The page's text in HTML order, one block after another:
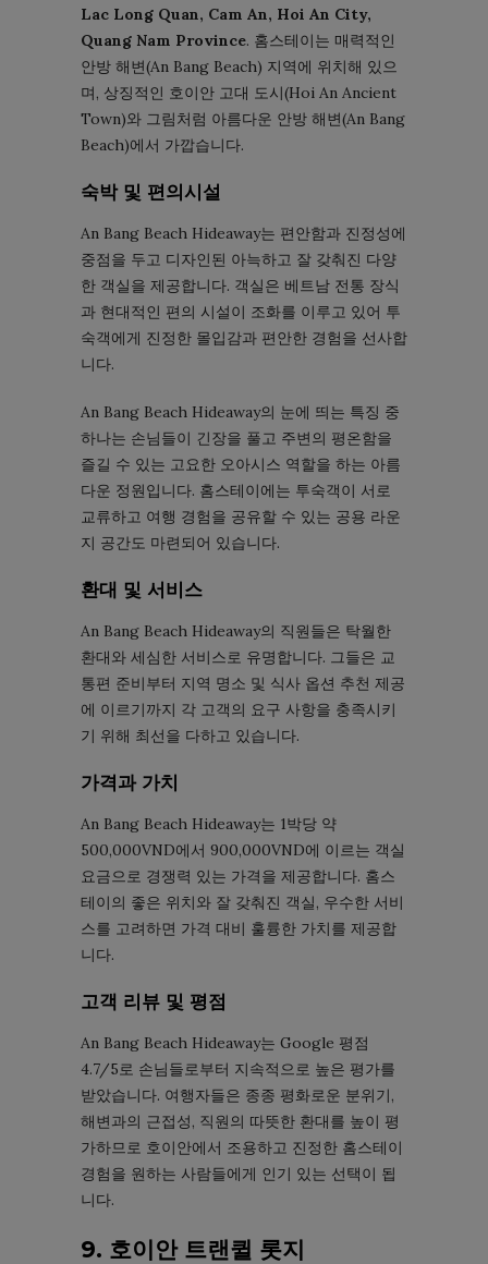
Lac Long Quan, Cam An, Hoi An City,
Quang Nam Province. 홈스테이는 매력적인
안방 해변(An Bang Beach) 지역에 위치해 있으
며, 상징적인 호이안 고대 도시(Hoi An Ancient
Town)와 그림처럼 아름다운 안방 해변(An Bang
Beach)에서 가깝습니다.
숙박 및 편의시설
An Bang Beach Hideaway는 편안함과 진정성에
중점을 두고 디자인된 아늑하고 잘 갖춰진 다양
한 객실을 제공합니다. 객실은 베트남 전통 ​​장식
과 현대적인 편의 시설이 조화를 이루고 있어 투
숙객에게 진정한 몰입감과 편안한 경험을 선사합
니다.
An Bang Beach Hideaway의 눈에 띄는 특징 중
하나는 손님들이 긴장을 풀고 주변의 평온함을
즐길 수 있는 고요한 오아시스 역할을 하는 아름
다운 정원입니다. 홈스테이에는 투숙객이 서로
교류하고 여행 경험을 공유할 수 있는 공용 라운
지 공간도 마련되어 있습니다.
환대 및 서비스
An Bang Beach Hideaway의 직원들은 탁월한
환대와 세심한 서비스로 유명합니다. 그들은 교
통편 준비부터 지역 명소 및 식사 옵션 추천 제공
에 이르기까지 각 고객의 요구 사항을 충족시키
기 위해 최선을 다하고 있습니다.
가격과 가치
An Bang Beach Hideaway는 1박당 약
500,000VND에서 900,000VND에 이르는 객실
요금으로 경쟁력 있는 가격을 제공합니다. 홈스
테이의 좋은 위치와 잘 갖춰진 객실, 우수한 서비
스를 고려하면 가격 대비 훌륭한 가치를 제공합
니다.
고객 리뷰 및 평점
An Bang Beach Hideaway는 Google 평점
4.7/5로 손님들로부터 지속적으로 높은 평가를
받았습니다. 여행자들은 종종 평화로운 분위기,
해변과의 근접성, 직원의 따뜻한 환대를 높이 평
가하므로 호이안에서 조용하고 진정한 홈스테이
경험을 원하는 사람들에게 인기 있는 선택이 됩
니다.
9. 호이안 트랜퀼 롯지